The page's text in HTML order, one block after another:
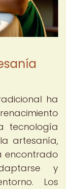
ha
tecnología
artesanía,
encontrado
y
Los